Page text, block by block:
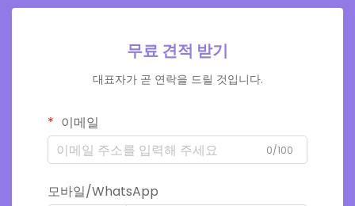
무료 견적 받기
대표자가 곧 연락을 드릴 것입니다.
이메일
0/100
모바일/WhatsApp